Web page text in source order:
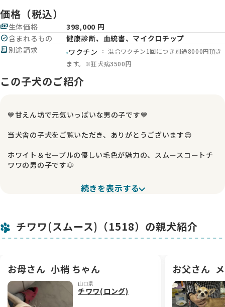
価格（税込）
payments生体価格
398,000 円
check_circle含まれるもの
健康診断、血統書、マイクロチップ
receipt_long 別途請求 ワクチン
： 混合ワクチン1回につき別途8000円頂き
ます。※狂犬病3500円
この子犬のご紹介
💙甘えん坊で元気いっぱいな男の子です💙
当犬舎の子犬をご覧いただき、ありがとうございます😊
ホワイト＆セーブルの優しい毛色が魅力の、スムースコートチ
ワワの男の子です🐶
とにかく人が大好きで、いつも「抱っこして♪」「遊んで♪」
と甘えてきてくれる可愛い甘えん坊さん💕
元気いっぱいで好奇心旺盛な性格なので、おもちゃ遊びや兄妹
ことがありません。
現在、片方の睾丸がまだ降りてきておらず様子を見ている段階
です。
続きを表示する
チワワ(スムース)（1518）の親犬紹介
お母さん 小梢 ちゃん
山口県
チワワ(ロング)
お父さん